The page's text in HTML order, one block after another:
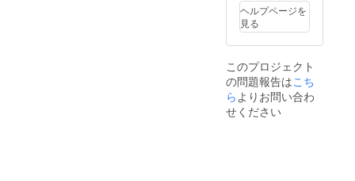
書などを備考欄
に記入いただけ
れば、それらも
含めて記載いた
します。
⑥「ヒーロー六
法」に協力者様
としてお名前を
記載させていた
だきます。 【支
援時、必ず備考
欄に発表ご希望
のお名前をご記
入ください】・
記載を希望者し
ヘルプページを
見る
このプロジェクト
の問題報告はこち
らよりお問い合わ
せください